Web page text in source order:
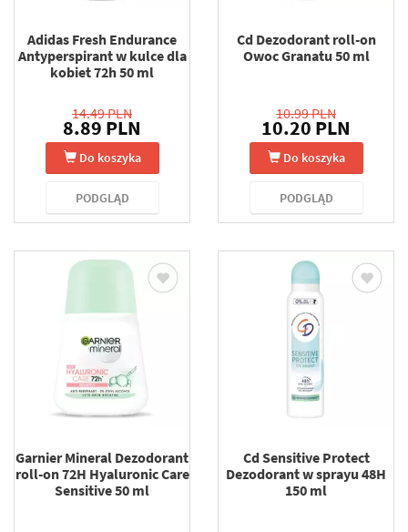
Adidas Fresh Endurance
Antyperspirant w kulce dla
kobiet 72h 50 ml
14.49 PLN
8.89 PLN
Do koszyka
PODGLĄD
Cd Dezodorant roll-on
Owoc Granatu 50 ml
10.99 PLN
10.20 PLN
Do koszyka
PODGLĄD
Garnier Mineral Dezodorant
roll-on 72H Hyaluronic Care
Sensitive 50 ml
Cd Sensitive Protect
Dezodorant w sprayu 48H
150 ml